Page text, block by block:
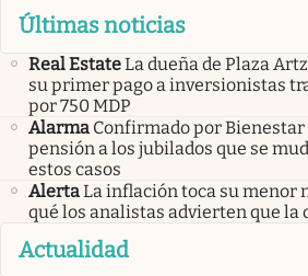
Últimas noticias
Real EstateLa dueña de Plaza
su primer pago a inversionistas
por 750 MDP
Alarma Confirmado por Bienestar
pensión a los jubilados que se
estos casos
AlertaLa inflación toca su menor
qué los analistas advierten que la
Actualidad